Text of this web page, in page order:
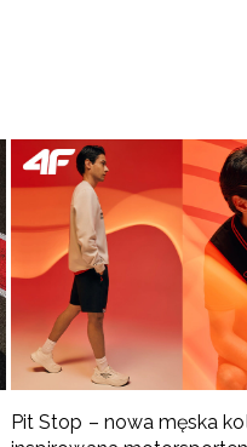
Pit Stop – nowa męska